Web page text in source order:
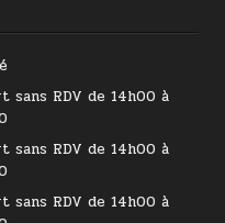
sans RDV de 14h00 à
sans RDV de 14h00 à
sans RDV de 14h00 à